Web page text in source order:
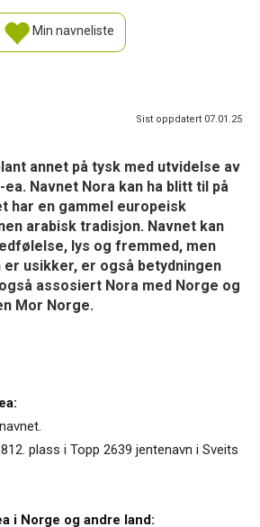
Min navneliste
Sist oppdatert 07.01.25
annet på tysk med utvidelse av
Navnet Nora kan ha blitt til på
har en gammel europeisk
arabisk tradisjon. Navnet kan
lys og fremmed, men
usikker, er også betydningen
assosiert Nora med Norge og
Mor Norge.
plass i Topp 2639 jentenavn i Sveits
i Norge og andre land: